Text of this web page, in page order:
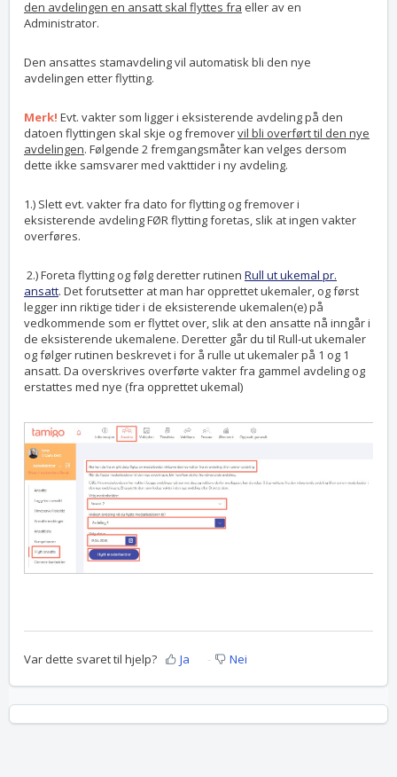
den avdelingen en ansatt skal flyttes fra eller av en
Administrator.
Den ansattes stamavdeling vil automatisk bli den nye
avdelingen etter flytting.
Merk! Evt. vakter som ligger i eksisterende avdeling på den
datoen flyttingen skal skje og fremovervil bli overført til den nye
avdelingen. Følgende 2 fremgangsmåter kan velges dersom
dette ikke samsvarer med vakttider i ny avdeling.
1.) Slett evt. vakter fra dato for flytting og fremover i
eksisterende avdeling FØR flytting foretas, slik at ingen vakter
overføres.
2.) Foreta flytting og følg deretter rutinen Rull ut ukemal pr.
ansatt. Det forutsetter at man har opprettet ukemaler, og først
legger inn riktige tider i de eksisterende ukemalen(e) på
vedkommende som er flyttet over, slik at den ansatte nå inngår i
de eksisterende ukemalene. Deretter går du til Rull-ut ukemaler
og følger rutinen beskrevet i for å rulle ut ukemaler på 1 og 1
ansatt. Da overskrives overførte vakter fra gammel avdeling og
erstattes med nye (fra opprettet ukemal)
Var dette svaret til hjelp? Ja Nei